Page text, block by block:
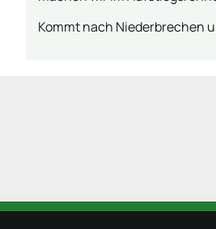
Kommt nach Niederbrechen